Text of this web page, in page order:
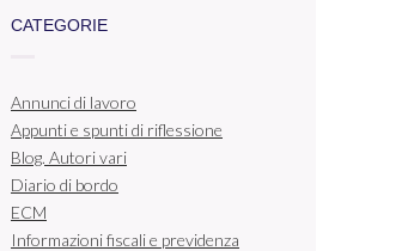
CATEGORIE
Annunci di lavoro
Appunti e spunti di riflessione
Blog. Autori vari
Diario di bordo
ECM
Informazioni fiscali e previdenza